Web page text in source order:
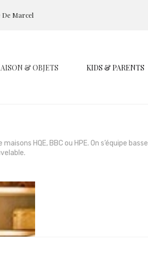
De Marcel
& OBJETS KIDS & PARENTS
HQE, BBC ou HPE. On s’équipe basse